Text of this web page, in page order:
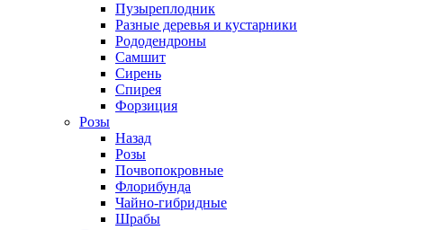
Пузыреплодник
Разные деревья и кустарники
Рододендроны
Самшит
Сирень
Спирея
Форзиция
Розы
Назад
Розы
Почвопокровные
Флорибунда
Чайно-гибридные
Шрабы